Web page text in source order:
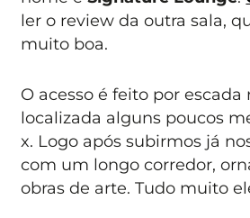
ler o review da outra sala,
muito boa.
O acesso é feito por escada
localizada alguns poucos
x. Logo após subirmos já
com um longo corredor,
obras de arte. Tudo muito